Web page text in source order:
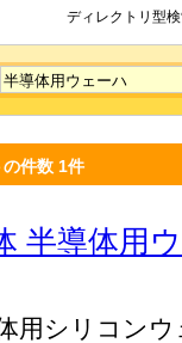
ディレクトリ型
件数 1件
半導体用
用シリコン